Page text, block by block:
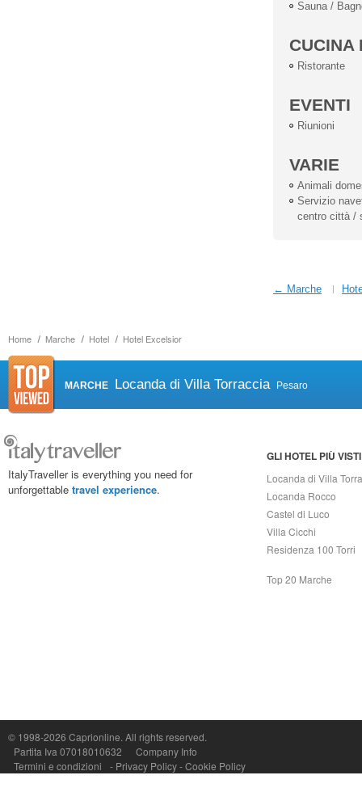
Home Marche Hotel Hotel Excelsior
Sauna /
CUCINA
Ristorante
EVENTI
Riunioni
VARIE
Animali
Servizio
centro città /
← Marche
MARCHE Locanda di Villa Torraccia Pesaro
ItalyTraveller is everything you need for
unforgettable travel experience.
GLI HOTEL PIÙ VISTI
Locanda di Villa
Locanda Rocco
Castel di Luco
Villa Cicchi
Residenza 100 Torri
Top 20 Marche
© 1998-2026 Caprionline. All rights reserved.
Partita Iva 07018010632
Company Info
Termini e condizioni
- Privacy Policy-Cookie Policy
Capri On Line Srl, Via Le Botteghe 10a - 80073 CAPRI (NA) Italy
P.Iva, C.F. e n.Reg.Imprese Napoli: 07018010632 - Rea n.557643